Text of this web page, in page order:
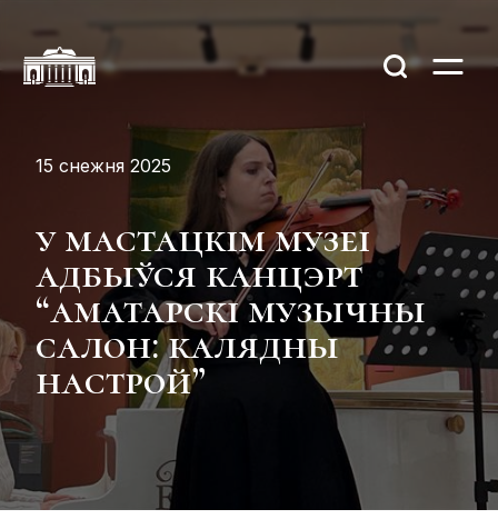
15 снежня 2025
у мастацкім музеі
адбыўся канцэрт
“аматарскі музычны
салон: калядны
настрой”